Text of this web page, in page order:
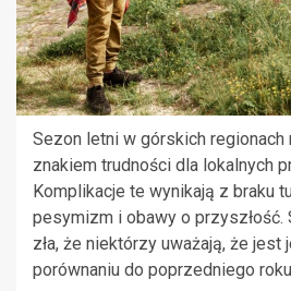
Sezon letni w górskich regionach
znakiem trudności dla lokalnych
Komplikacje te wynikają z braku
pesymizm i obawy o przyszłość.
zła, że niektórzy uważają, że
porównaniu do poprzedniego